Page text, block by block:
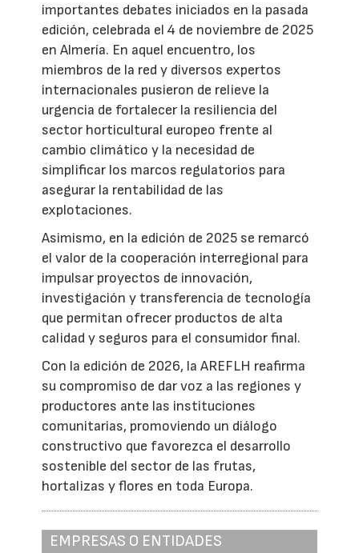
importantes debates iniciados en la pasada
edición, celebrada el 4 de noviembre de 2025
en Almería. En aquel encuentro, los
miembros de la red y diversos expertos
internacionales pusieron de relieve la
urgencia de fortalecer la resiliencia del
sector horticultural europeo frente al
cambio climático y la necesidad de
simplificar los marcos regulatorios para
asegurar la rentabilidad de las
explotaciones.
Asimismo, en la edición de 2025 se remarcó
el valor de la cooperación interregional para
impulsar proyectos de innovación,
investigación y transferencia de tecnología
que permitan ofrecer productos de alta
calidad y seguros para el consumidor final.
Con la edición de 2026, la AREFLH reafirma
su compromiso de dar voz a las regiones y
productores ante las instituciones
comunitarias, promoviendo un diálogo
constructivo que favorezca el desarrollo
sostenible del sector de las frutas,
hortalizas y flores en toda Europa.
EMPRESAS O ENTIDADES